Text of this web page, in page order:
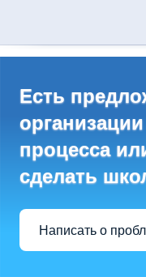
Есть
процесса
сделать
Написать о